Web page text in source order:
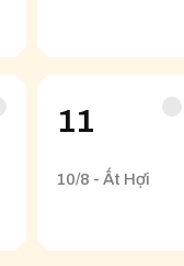
11
10/8 - Ất Hợi